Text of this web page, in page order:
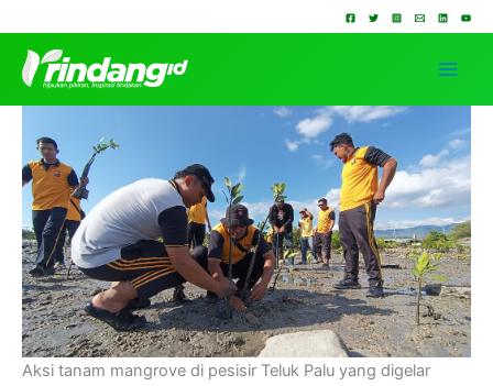
ke
konten
Aksi tanam mangrove di pesisir Teluk Palu yang digelar